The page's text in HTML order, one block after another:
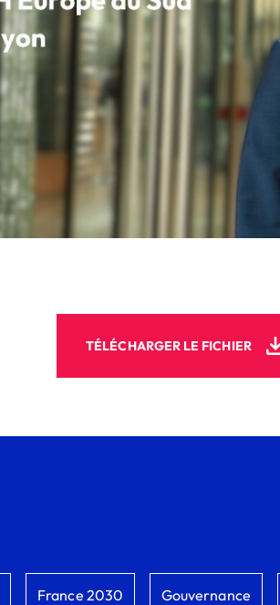
TÉLÉCHARGER LE FICHIER
France 2030 Gouvernance